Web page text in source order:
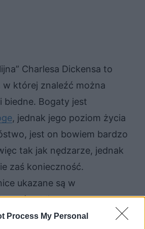
Process My Personal
Charlesa Dickensa to
w której znaleźć można
biedne. Bogaty jest
, jednak jego poziom życia
jest on bowiem bardzo
tak jak nędzarze, jednak
zaś konieczność.
ukazane są w
Mimo znacznego
jest osobą samotną i